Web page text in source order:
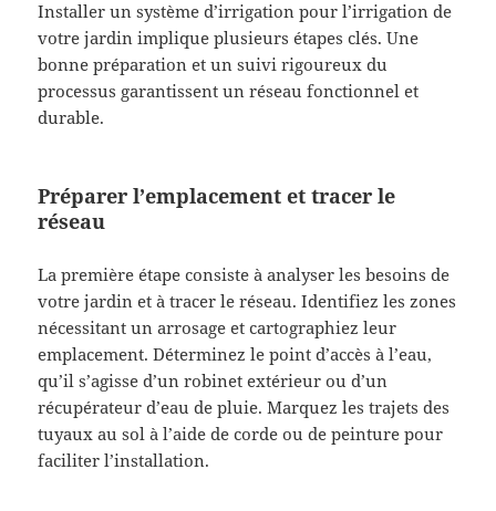
Installer un système d’irrigation pour l’irrigation de
votre jardin implique plusieurs étapes clés. Une
bonne préparation et un suivi rigoureux du
processus garantissent un réseau fonctionnel et
durable.
Préparer l’emplacement et tracer le
réseau
La première étape consiste à analyser les besoins de
votre jardin et à tracer le réseau. Identifiez les zones
nécessitant un arrosage et cartographiez leur
emplacement. Déterminez le point d’accès à l’eau,
qu’il s’agisse d’un robinet extérieur ou d’un
récupérateur d’eau de pluie. Marquez les trajets des
tuyaux au sol à l’aide de corde ou de peinture pour
faciliter l’installation.